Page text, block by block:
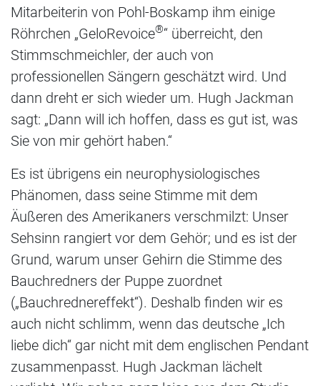
Mitarbeiterin von Pohl-Boskamp ihm einige
Röhrchen „GeloRevoice®“ überreicht, den
Stimmschmeichler, der auch von
professionellen Sängern geschätzt wird. Und
dann dreht er sich wieder um. Hugh Jackman
sagt: „Dann will ich hoffen, dass es gut ist, was
Sie von mir gehört haben.“
Es ist übrigens ein neurophysiologisches
Phänomen, dass seine Stimme mit dem
Äußeren des Amerikaners verschmilzt: Unser
Sehsinn rangiert vor dem Gehör; und es ist der
Grund, warum unser Gehirn die Stimme des
Bauchredners der Puppe zuordnet
(„Bauchrednereffekt“). Deshalb finden wir es
auch nicht schlimm, wenn das deutsche „Ich
liebe dich“ gar nicht mit dem englischen Pendant
zusammenpasst. Hugh Jackman lächelt